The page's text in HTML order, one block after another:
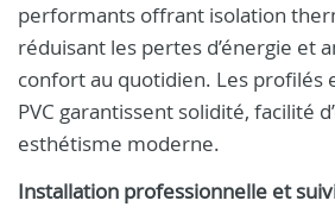
performants offrant isolation
réduisant les pertes d’énergie et
confort au quotidien. Les profilés
PVC garantissent solidité, facilité
esthétisme moderne.
Installation professionnelle et